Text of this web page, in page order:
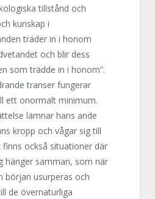
tillstånd och
kunskap i
träder in i honom
och blir dess
som trädde in i honom”.
transer fungerar
ett onormalt minimum.
lämnar hans ande
kropp och vågar sig till
också situationer där
hänger samman, som när
början usurperas och
de övernaturliga